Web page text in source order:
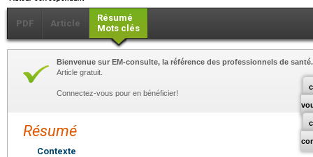
PDF Article
Résumé
Mots clés
Bienvenue sur EM-consulte, la référence des professionnels de santé.
Article gratuit.
Connectez-vous pour en bénéficier!
Résumé
Contexte